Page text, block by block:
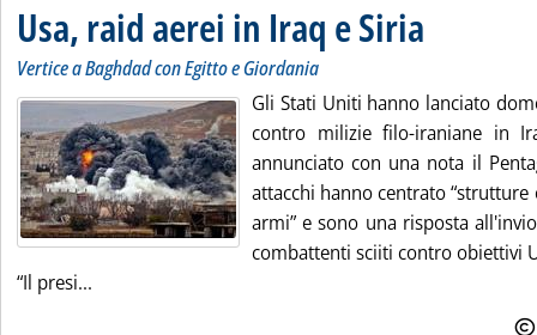
Usa, raid aerei in Iraq e Siria
Vertice a Baghdad con Egitto e Giordania
Gli Stati Uniti hanno lanciato
contro milizie filo-iraniane in
annunciato con una nota il
attacchi hanno centrato
armi” e sono una risposta
combattenti sciiti contro obiettivi
“Il presi...